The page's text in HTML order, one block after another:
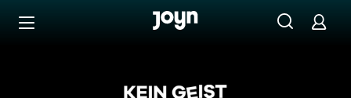
Zum Inhalt springen